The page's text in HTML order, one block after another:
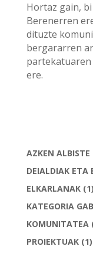
Hortaz gain,
Berenerren
dituzte
bergararren
ere.
AZKEN ALBISTE
DEIALDIAK ETA
ELKARLANAK(1)
KATEGORIA
KOMUNITATEA
PROIEKTUAK(1)